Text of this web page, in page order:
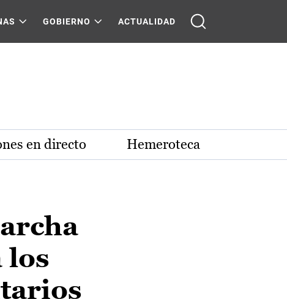
GOBIERNO ACTUALIDAD
en directo Hemeroteca
los